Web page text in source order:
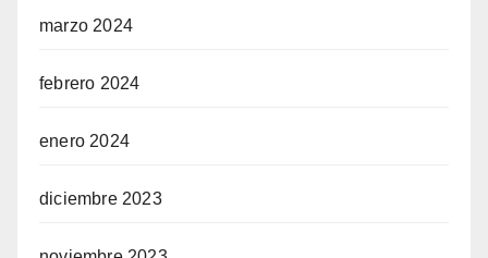
marzo 2024
febrero 2024
enero 2024
diciembre 2023